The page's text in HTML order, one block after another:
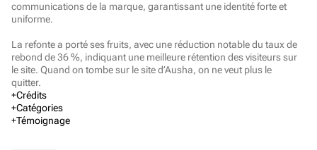
communications de la marque, garantissant une identité forte et
uniforme.
La refonte a porté ses fruits, avec une réduction notable du taux de
rebond de 36 %, indiquant une meilleure rétention des visiteurs sur
le site. Quand on tombe sur le site d’Ausha, on ne veut plus le
quitter.
Crédits
Direction de Création
Direction Artistique
Catégories
Identité Verbale
Témoignage